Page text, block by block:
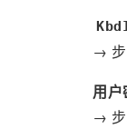
→ 步
用
→ 步